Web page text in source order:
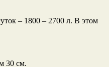
– 1800 – 2700 л. В этом
30 см.